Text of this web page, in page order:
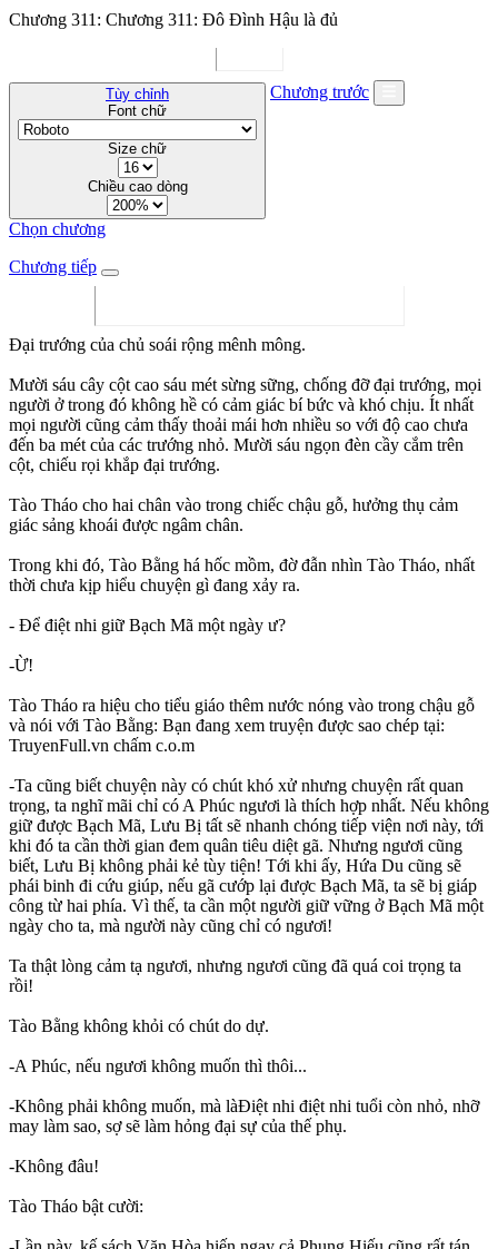
Chương 311: Chương 311: Đô Đình Hậu là đủ
Tùy chỉnh
Font chữ
Size chữ
Chiều cao dòng
Chương trước
Chọn chương
Chương tiếp
Đại trướng của chủ soái rộng mênh mông.
Mười sáu cây cột cao sáu mét sừng sững, chống đỡ đại trướng, mọi
người ở trong đó không hề có cảm giác bí bức và khó chịu. Ít nhất
mọi người cũng cảm thấy thoải mái hơn nhiều so với độ cao chưa
đến ba mét của các trướng nhỏ. Mười sáu ngọn đèn cầy cắm trên
cột, chiếu rọi khắp đại trướng.
Tào Tháo cho hai chân vào trong chiếc chậu gỗ, hưởng thụ cảm
giác sảng khoái được ngâm chân.
Trong khi đó, Tào Bằng há hốc mồm, đờ đẫn nhìn Tào Tháo, nhất
thời chưa kịp hiểu chuyện gì đang xảy ra.
- Để điệt nhi giữ Bạch Mã một ngày ư?
-Ừ!
Tào Tháo ra hiệu cho tiểu giáo thêm nước nóng vào trong chậu gỗ
và nói với Tào Bằng: Bạn đang xem truyện được sao chép tại:
TruyenFull.vn chấm c.o.m
-Ta cũng biết chuyện này có chút khó xử nhưng chuyện rất quan
trọng, ta nghĩ mãi chỉ có A Phúc ngươi là thích hợp nhất. Nếu không
giữ được Bạch Mã, Lưu Bị tất sẽ nhanh chóng tiếp viện nơi này, tới
khi đó ta cần thời gian đem quân tiêu diệt gã. Nhưng ngươi cũng
biết, Lưu Bị không phải kẻ tùy tiện! Tới khi ấy, Hứa Du cũng sẽ
phái binh đi cứu giúp, nếu gã cướp lại được Bạch Mã, ta sẽ bị giáp
công từ hai phía. Vì thế, ta cần một người giữ vững ở Bạch Mã một
ngày cho ta, mà người này cũng chỉ có ngươi!
Ta thật lòng cảm tạ ngươi, nhưng ngươi cũng đã quá coi trọng ta
rồi!
Tào Bằng không khỏi có chút do dự.
-A Phúc, nếu ngươi không muốn thì thôi...
-Không phải không muốn, mà làĐiệt nhi điệt nhi tuổi còn nhỏ, nhỡ
may làm sao, sợ sẽ làm hỏng đại sự của thế phụ.
-Không đâu!
Tào Tháo bật cười: